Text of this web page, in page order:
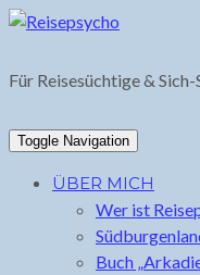
Skip
content
Für Reisesüchtige &
Toggle Navigation
ÜBER MICH
Wer ist
Buch